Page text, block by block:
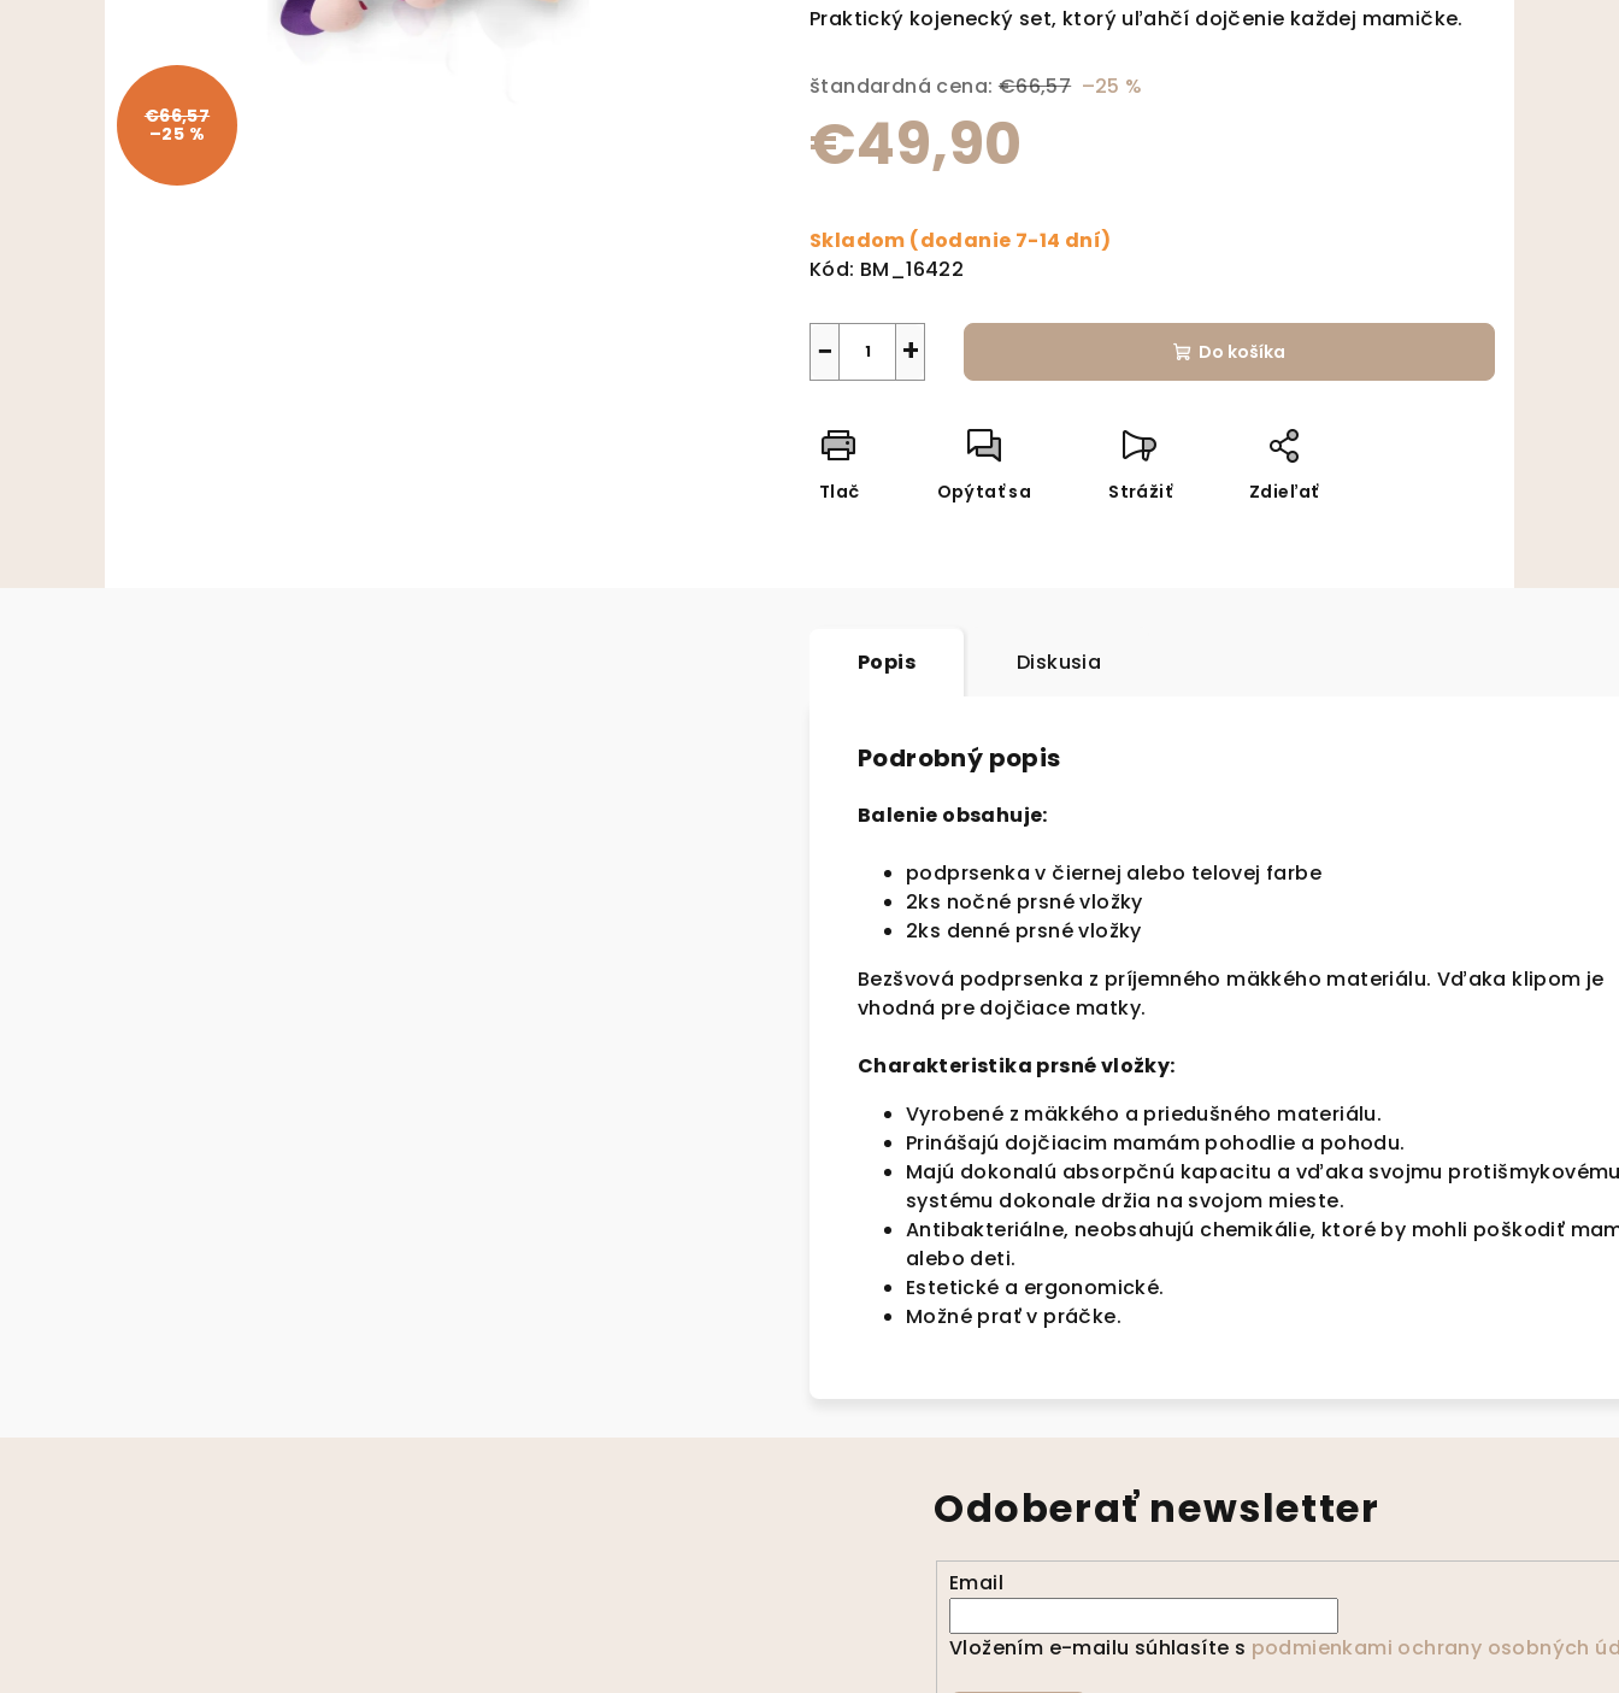
Praktický kojenecký set, ktorý uľahčí dojčenie každej mamičke.
štandardná cena: €66,57 –25 %
€49,90
Skladom (dodanie 7-14 dní)
Kód: BM_16422
+
− Do košíka
Tlač Opýtať sa Strážiť Zdieľať
€66,57
–25 %
Popis Diskusia
Podrobný popis
Balenie obsahuje:
podprsenka v čiernej alebo telovej farbe
2ks nočné prsné vložky
2ks denné prsné vložky
Bezšvová podprsenka z príjemného mäkkého materiálu. Vďaka klipom je
vhodná pre dojčiace matky.
Charakteristika prsné vložky:
Vyrobené z mäkkého a priedušného materiálu.
Prinášajú dojčiacim mamám pohodlie a pohodu.
Majú dokonalú absorpčnú kapacitu a vďaka svojmu
systému dokonale držia na svojom mieste.
Antibakteriálne, neobsahujú chemikálie, ktoré by mohli poškodiť
alebo deti.
Estetické a ergonomické.
Možné prať v práčke.
Odoberať newsletter
Email
Vložením e-mailu súhlasíte s podmienkami ochrany osobných